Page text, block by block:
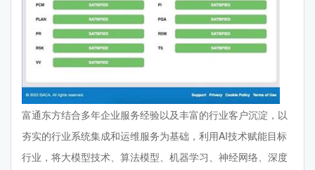
富通东方结合多年企业服务经验以及丰富的行业客户沉淀，以
夯实的行业系统集成和运维服务为基础，利用AI技术赋能目标
行业，将大模型技术、算法模型、机器学习、神经网络、深度